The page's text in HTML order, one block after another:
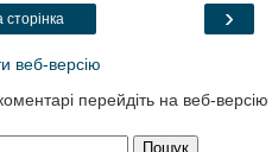
›
сторінка
веб-версію
перейдіть на веб-версію